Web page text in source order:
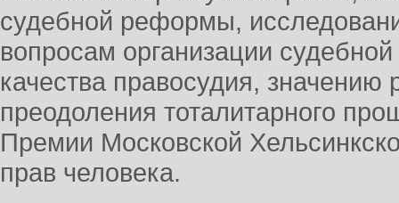
судебной реформы,
вопросам организации
качества правосудия,
преодоления тоталитарного
Премии Московской
прав человека.